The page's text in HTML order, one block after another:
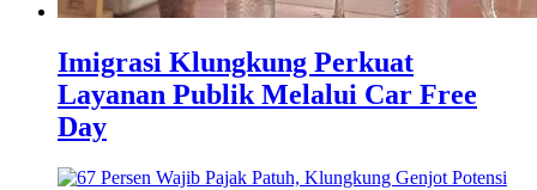
Imigrasi Klungkung Perkuat
Layanan Publik Melalui Car Free
Day